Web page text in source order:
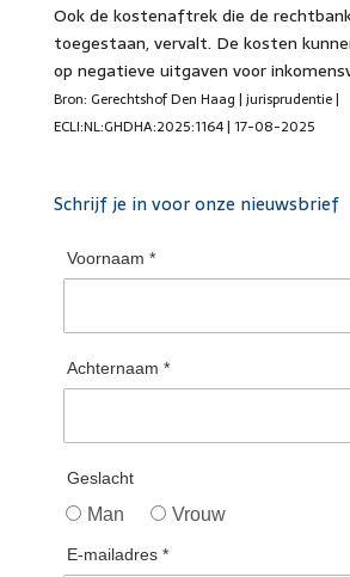
Ook de kostenaftrek die de
toegestaan, vervalt. De kosten
op negatieve uitgaven voor
Bron: Gerechtshof Den Haag | jurisprudentie |
ECLI:NL:GHDHA:2025:1164 | 17-08-2025
Schrijf je in voor onze nieuwsbrief